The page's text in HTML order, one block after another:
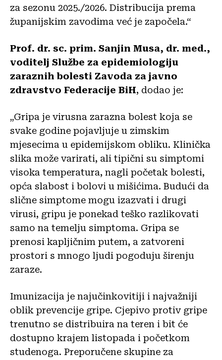
za sezonu 2025./2026. Distribucija prema
županijskim zavodima već je započela.“
Prof. dr. sc. prim. Sanjin Musa, dr. med.,
voditelj Službe za epidemiologiju
zaraznih bolesti Zavoda za javno
zdravstvo Federacije BiH, dodao je:
„Gripa je virusna zarazna bolest koja se
svake godine pojavljuje u zimskim
mjesecima u epidemijskom obliku. Klinička
slika može varirati, ali tipični su simptomi
visoka temperatura, nagli početak bolesti,
opća slabost i bolovi u mišićima. Budući da
slične simptome mogu izazvati i drugi
virusi, gripu je ponekad teško razlikovati
samo na temelju simptoma. Gripa se
prenosi kapljičnim putem, a zatvoreni
prostori s mnogo ljudi pogoduju širenju
zaraze.
Imunizacija je najučinkovitiji i najvažniji
oblik prevencije gripe. Cjepivo protiv gripe
trenutno se distribuira na teren i bit će
dostupno krajem listopada i početkom
studenoga. Preporučene skupine za